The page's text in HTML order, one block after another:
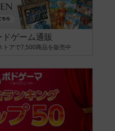
ドゲーム通販
トアで7,500商品を販売中